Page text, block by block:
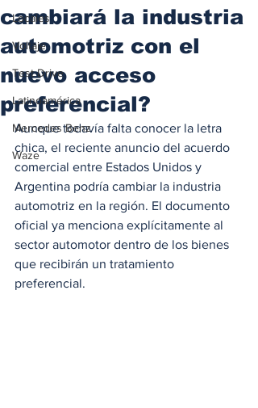
Locales
Voltaje
Test Drive
Latinoamérica
Mercedes Benz
Waze
cambiará la industria
automotriz con el
nuevo acceso
preferencial?
Aunque todavía falta conocer la letra
chica, el reciente anuncio del acuerdo
comercial entre Estados Unidos y
Argentina podría cambiar la industria
automotriz en la región. El documento
oficial ya menciona explícitamente al
sector automotor dentro de los bienes
que recibirán un tratamiento
preferencial.